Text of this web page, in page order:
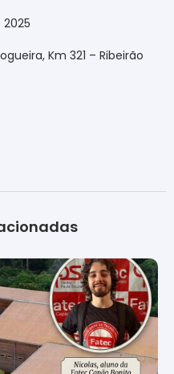
Km 321 – Ribeirão